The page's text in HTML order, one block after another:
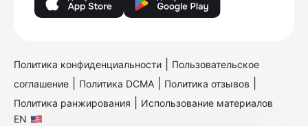
Политика конфиденциальности
Пользовательское
соглашение
Политика DCMA Политика отзывов
Политика ранжирования
Использование материалов
EN